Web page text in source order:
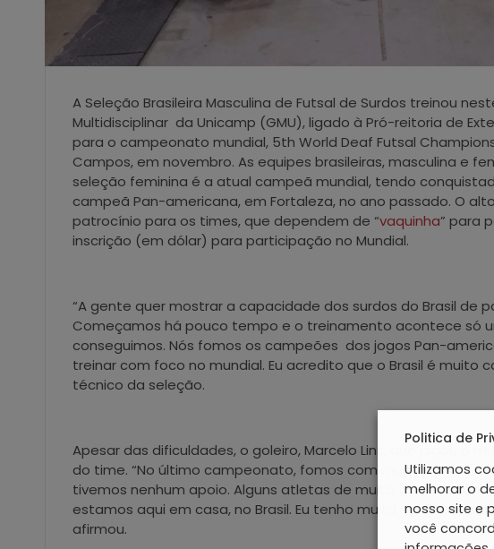
A Seleção Brasileira Masculina de Futsal de Surdos treinou
Multidisciplinar da Unicamp (GMU), ligado à Pró-reitoria de
para o campeonato mundial, 5th World Deaf Futsal
Campos, em novembro. As equipes brasileiras, masculina e
seleção feminina é a atual campeã mundial, tendo
campeã Pan-americana, em Fortaleza, no ano passado. O
patrocínio para os times, que dependem de “vaquinha” para
inscrição (em dólar) para participação no Mundial.
“A gente quer mostrar a capacidade dos surdos do Brasil de
Começamos há pouco tempo e o treinamento acontece só
conseguimos. Nós fomos os campeões dos jogos Pan-
treinar com foco no mundial. Eu acredito que o Brasil é muito
técnico da seleção.
Apesar das dificuldades, o goleiro, Marcelo Lins, que jogou o
do time. “No último campeonato, fomos com muita
tivemos nenhum apoio. Alguns atletas de muito talento, não
estamos aqui em casa, no Brasil. Eu tenho muita confiança na
afirmou.
Politica de
Utilizamos
melhorar o
nosso site e
você